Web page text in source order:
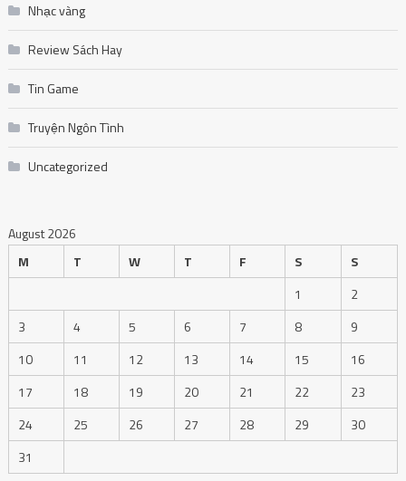
Nhạc vàng
Review Sách Hay
Tin Game
Truyện Ngôn Tình
Uncategorized
August 2026
M
T W T F S
S
1
2
3
4 5 6 7 8
9
10
11 12 13 14 15
16
17
18 19 20 21 22
23
24
25 26 27 28 29
30
31